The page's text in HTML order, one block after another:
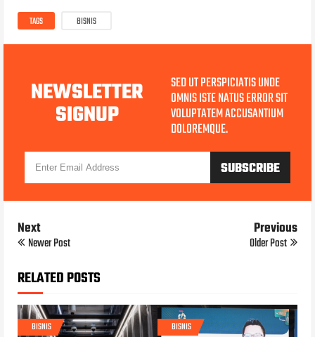
TAGS BISNIS
NEWSLETTER
SIGNUP
SED UT PERSPICIATIS UNDE
OMNIS ISTE NATUS ERROR SIT
VOLUPTATEM ACCUSANTIUM
DOLOREMQUE.
Next
Newer Post
Previous
Older Post
RELATED POSTS
BISNIS BISNIS